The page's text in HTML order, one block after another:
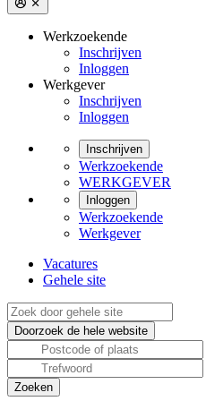
Werkzoekende
Inschrijven
Inloggen
Werkgever
Inschrijven
Inloggen
Inschrijven
Werkzoekende
WERKGEVER
Inloggen
Werkzoekende
Werkgever
Vacatures
Gehele site